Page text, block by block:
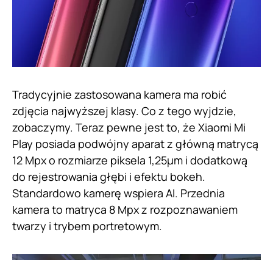
Tradycyjnie zastosowana kamera ma robić
zdjęcia najwyższej klasy. Co z tego wyjdzie,
zobaczymy. Teraz pewne jest to, że Xiaomi Mi
Play posiada podwójny aparat z główną matrycą
12 Mpx o rozmiarze piksela 1,25μm i dodatkową
do rejestrowania głębi i efektu bokeh.
Standardowo kamerę wspiera AI. Przednia
kamera to matryca 8 Mpx z rozpoznawaniem
twarzy i trybem portretowym.